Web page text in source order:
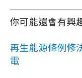
你可能還會有興
再生能源條例修
電